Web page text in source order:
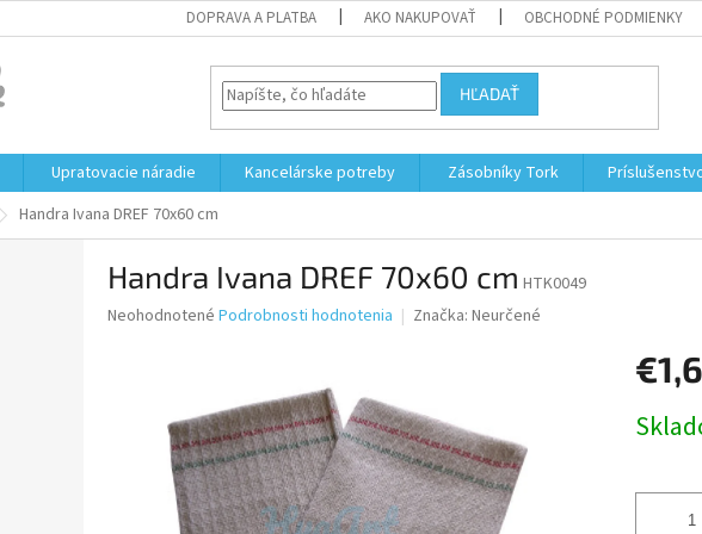
DOPRAVA A PLATBA AKO NAKUPOVAŤ OBCHODNÉ PODMIENKY
HĽADAŤ
Upratovacie náradie Kancelárske potreby Zásobníky Tork
Handra Ivana DREF 70x60 cm
Handra Ivana DREF 70x60 cm HTK0049
Priemerné
hviezdičiek.
Neohodnotené Podrobnosti hodnotenia Značka: Neurčené
cena: